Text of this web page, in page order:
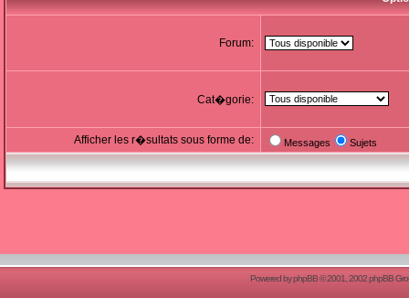
Forum:
Cat�gorie:
Afficher les r�sultats sous forme de: Messages Sujets
Powered byphpBB© 2001, 2002 phpBB